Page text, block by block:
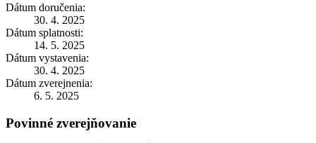
Dátum doručenia:
30. 4. 2025
Dátum splatnosti:
14. 5. 2025
Dátum vystavenia:
30. 4. 2025
Dátum zverejnenia:
6. 5. 2025
Povinné zverejňovanie